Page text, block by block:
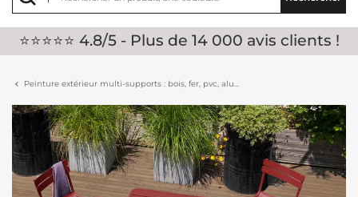
⭐⭐⭐⭐⭐ 4.8/5 - Plus de 14 000 avis clients !
Peinture extérieur multi-supports : bois, fer, pvc, alu...